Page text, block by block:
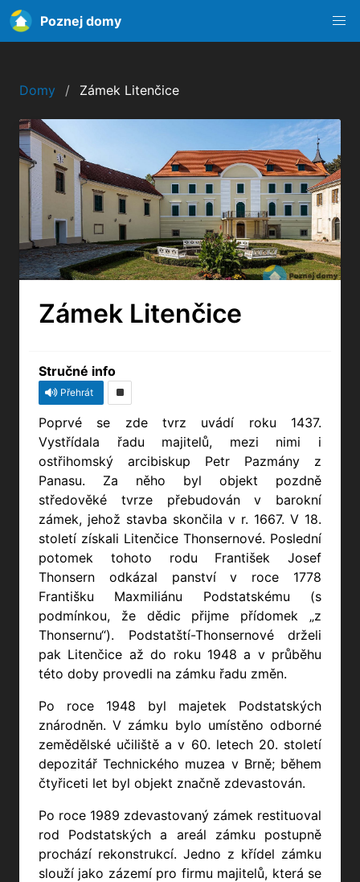
Poznej domy
Domy Zámek Litenčice
Zámek Litenčice
Stručné info
Přehrát
Poprvé se zde tvrz uvádí roku 1437.
Vystřídala řadu majitelů, mezi nimi i
ostřihomský arcibiskup Petr Pazmány z
Panasu. Za něho byl objekt pozdně
středověké tvrze přebudován v barokní
zámek, jehož stavba skončila v r. 1667. V 18.
století získali Litenčice Thonsernové. Poslední
potomek tohoto rodu František Josef
Thonsern odkázal panství v roce 1778
Františku Maxmiliánu Podstatskému (s
podmínkou, že dědic přijme přídomek „z
Thonsernu“). Podstatští-Thonsernové drželi
pak Litenčice až do roku 1948 a v průběhu
této doby provedli na zámku řadu změn.
Po roce 1948 byl majetek Podstatských
znárodněn. V zámku bylo umístěno odborné
zemědělské učiliště a v 60. letech 20. století
depozitář Technického muzea v Brně; během
čtyřiceti let byl objekt značně zdevastován.
Po roce 1989 zdevastovaný zámek restituoval
rod Podstatských a areál zámku postupně
prochází rekonstrukcí. Jedno z křídel zámku
slouží jako zázemí pro firmu majitelů, která se